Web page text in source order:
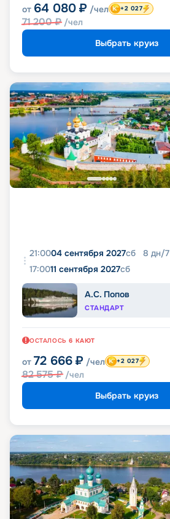
от 64 080 ₽ /чел
71 200₽ /чел
+2 027
Выбрать круиз
21:0004 сентября 2027сб 8 дн/7
17:0011 сентября 2027сб
А.С. Попов
СТАНДАРТ
ОСТАЛОСЬ 6 КАЮТ
от 72 666 ₽ /чел
82 575₽ /чел
+2 027
Выбрать круиз